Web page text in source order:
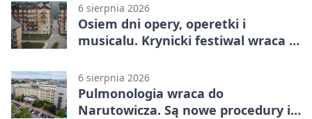
6 sierpnia 2026
Osiem dni opery, operetki i
musicalu. Krynicki festiwal wraca z
6 sierpnia 2026
Pulmonologia wraca do
Narutowicza. Są nowe procedury i